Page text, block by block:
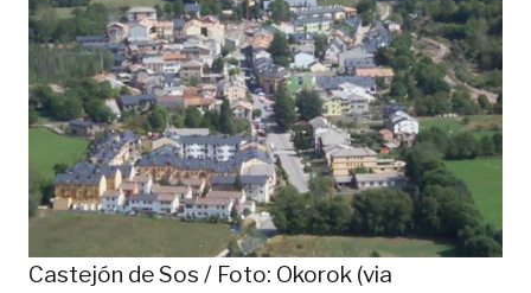
Castejón de Sos / Foto: Okorok (via